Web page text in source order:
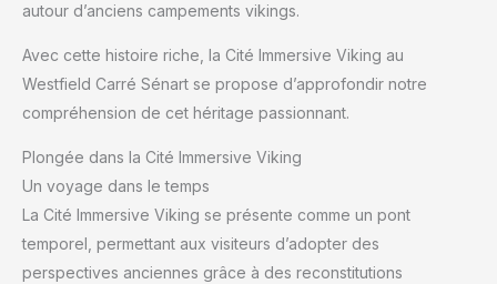
autour d’anciens campements vikings.
Avec cette histoire riche, la Cité Immersive Viking au
Westfield Carré Sénart se propose d’approfondir notre
compréhension de cet héritage passionnant.
Plongée dans la Cité Immersive Viking
Un voyage dans le temps
La Cité Immersive Viking se présente comme un pont
temporel, permettant aux visiteurs d’adopter des
perspectives anciennes grâce à des reconstitutions